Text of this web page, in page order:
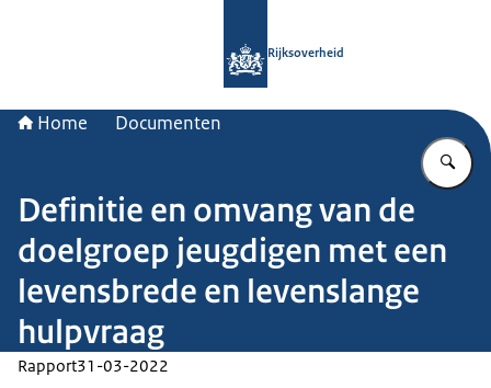
Rijksoverheid
Home Documenten
Definitie en omvang van de
doelgroep jeugdigen met een
levensbrede en levenslange
hulpvraag
Rapport31-03-2022